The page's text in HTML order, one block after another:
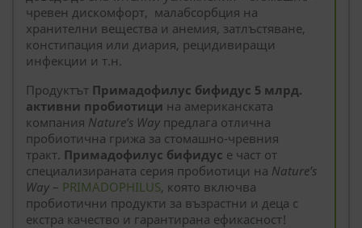
чревен дискомфорт, малабсорбция на
хранителни вещества и анемия, затлъстяване,
констипация или диария, рецидивиращи
инфекции и т.н.
Продуктът Примадофилус бифидус 5 млрд.
активни пробиотици на американската
компания Nature’s Way предлага отлична
пробиотична грижа за стомашно-чревния
тракт. Примадофилус бифидус е част от
специализираната серия пробиотици на Nature’s
Way – PRIMADOPHILUS, която включва
пробиотични продукти за възрастни и деца с
екстра качество и гарантирана ефикасност!